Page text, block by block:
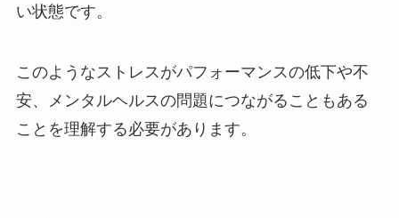
い状態です。
このようなストレスがパフォーマンスの低下や不
安、メンタルヘルスの問題につながることもある
ことを理解する必要があります。